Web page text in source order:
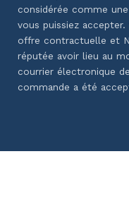
considérée comme
vous puissiez
offre contractuelle et
réputée avoir lieu au
courrier électronique
commande a été